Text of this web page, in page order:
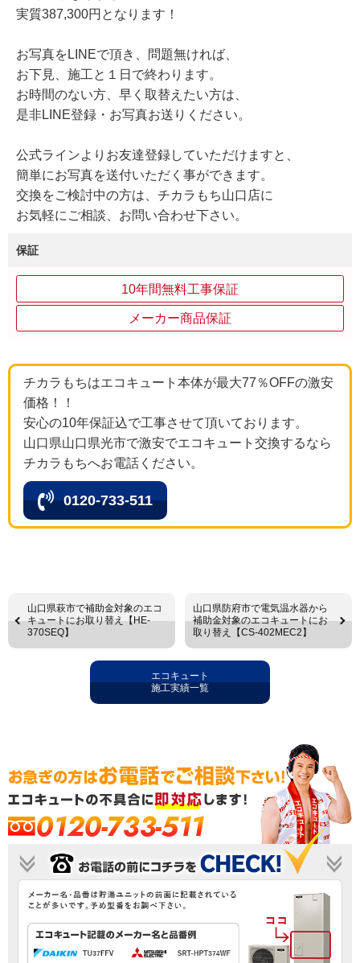
実質387,300円となります！
お写真をLINEで頂き、問題無ければ、
お下見、施工と１日で終わります。
お時間のない方、早く取替えたい方は、
是非LINE登録・お写真お送りください。
公式ラインよりお友達登録していただけますと、
簡単にお写真を送付いただく事ができます。
交換をご検討中の方は、チカラもち山口店に
お気軽にご相談、お問い合わせ下さい。
保証
10年間無料工事保証
メーカー商品保証
チカラもちはエコキュート本体が最大77％OFFの激安
価格！！
安心の10年保証込で工事させて頂いております。
山口県山口県光市で激安でエコキュート交換するなら
チカラもちへお電話ください。
0120-733-511
山口県萩市で補助金対象のエコ
キュートにお取り替え【HE-
370SEQ】
山口県防府市で電気温水器から
補助金対象のエコキュートにお
取り替え【CS-402MEC2】
エコキュート
施工実績一覧
0120-733-511